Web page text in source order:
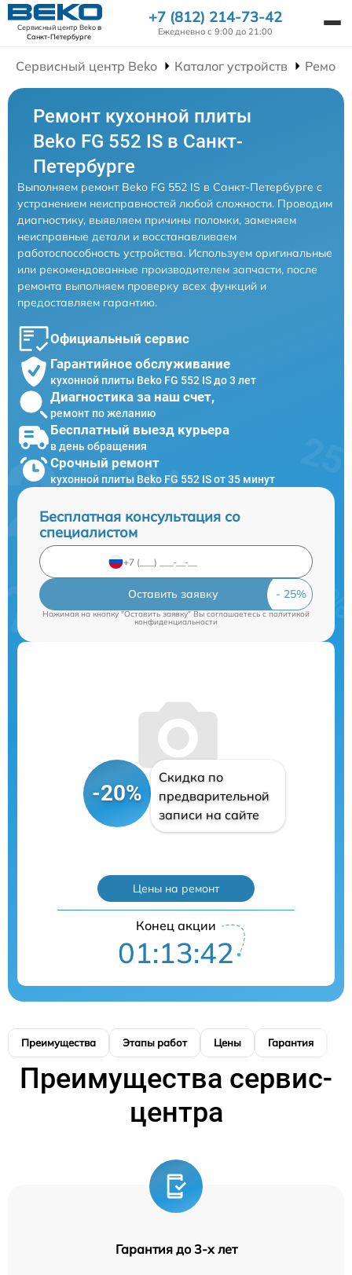
Сервисный центр Bekoв
Санкт-Петербурге
+7 (812) 214-73-42
Ежедневно с 9:00 до 21:00
Сервисный центр Beko Каталог устройств
Ремонт кухонной плиты
Beko FG 552 IS в Санкт-
Петербурге
Выполняем ремонт Beko FG 552 IS в Санкт-Петербурге с
устранением неисправностей любой сложности. Проводим
диагностику, выявляем причины поломки, заменяем
неисправные детали и восстанавливаем
работоспособность устройства. Используем оригинальные
или рекомендованные производителем запчасти, после
ремонта выполняем проверку всех функций и
предоставляем гарантию.
Официальный сервис
Гарантийное обслуживание
кухонной плиты Beko FG 552 IS до 3 лет
Диагностика за наш счет,
ремонт по желанию
Бесплатный выезд курьера
в день обращения
Срочный ремонт
кухонной плиты Beko FG 552 IS от 35 минут
Бесплатная консультация со
специалистом
Оставить заявку
Нажимая на кнопку "Оставить заявку" Вы соглашаетесь c политикой
конфиденциальности
-20%
Скидка по
предварительной
записи на сайте
Цены на ремонт
Конец акции
01:13:41
Преимущества Этапы работ Цены Гарантия
Преимущества сервис-
центра
Гарантия до 3-х лет